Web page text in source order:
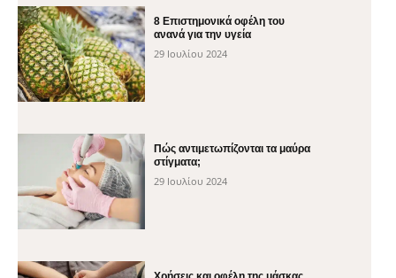
8 Επιστημονικά οφέλη του
ανανά για την υγεία
29 Ιουλίου 2024
Πώς αντιμετωπίζονται τα μαύρα
στίγματα;
29 Ιουλίου 2024